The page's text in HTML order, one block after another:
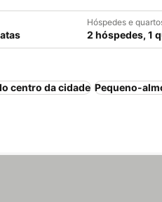
Hóspedes e
2 hóspedes, 1
centro da cidade Pequeno-